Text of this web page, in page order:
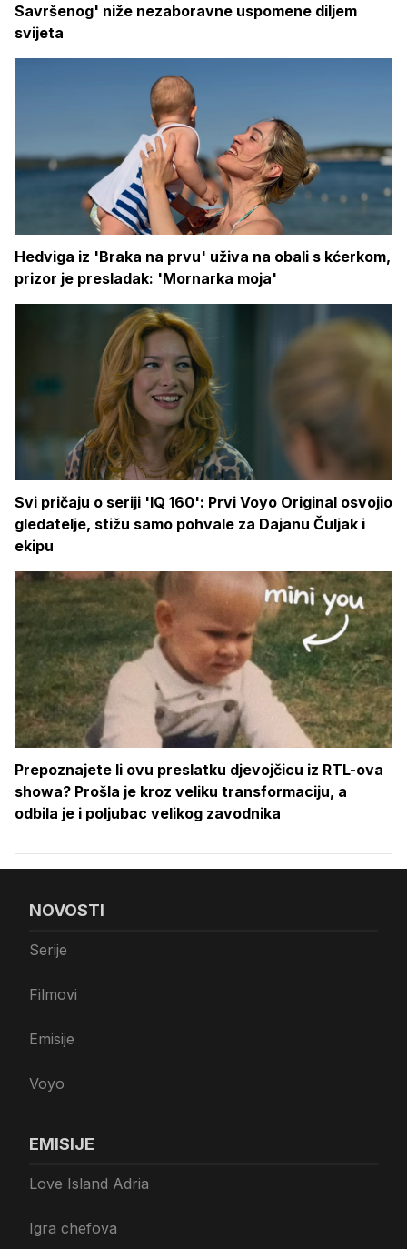
Savršenog' niže nezaboravne uspomene diljem
svijeta
Hedviga iz 'Braka na prvu' uživa na obali s kćerkom,
prizor je presladak: 'Mornarka moja'
Svi pričaju o seriji 'IQ 160': Prvi Voyo Original osvojio
gledatelje, stižu samo pohvale za Dajanu Čuljak i
ekipu
Prepoznajete li ovu preslatku djevojčicu iz RTL-ova
showa? Prošla je kroz veliku transformaciju, a
odbila je i poljubac velikog zavodnika
NOVOSTI
Serije
Filmovi
Emisije
Voyo
EMISIJE
Love Island Adria
Igra chefova